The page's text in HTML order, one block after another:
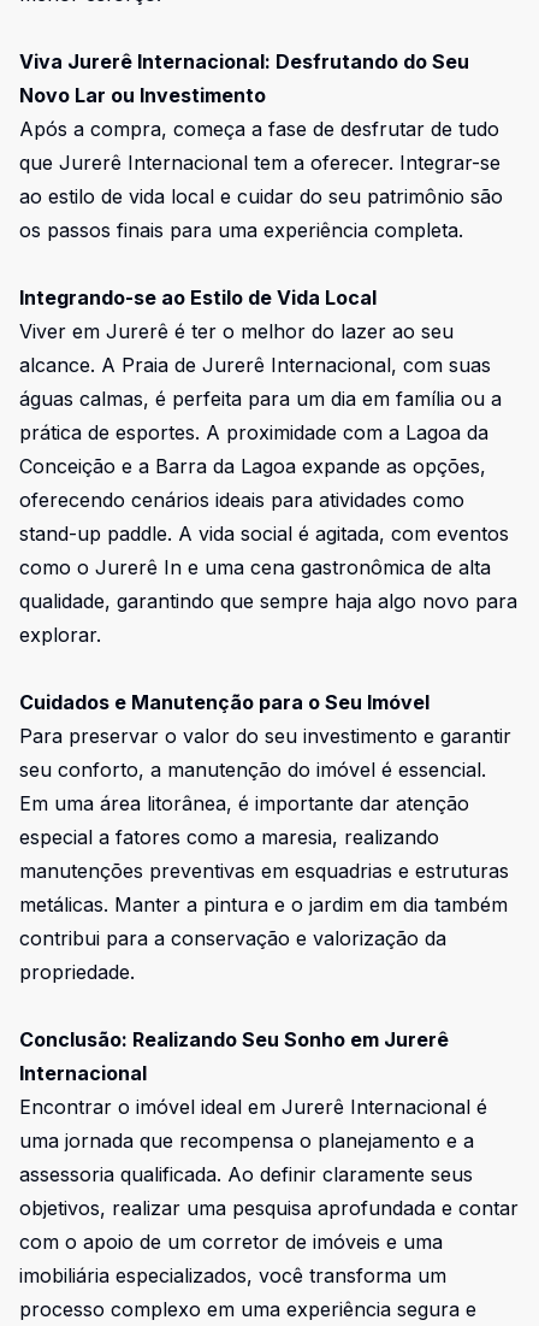
Viva Jurerê Internacional: Desfrutando do Seu
Novo Lar ou Investimento
Após a compra, começa a fase de desfrutar de tudo
que Jurerê Internacional tem a oferecer. Integrar-se
ao estilo de vida local e cuidar do seu patrimônio são
os passos finais para uma experiência completa.
Integrando-se ao Estilo de Vida Local
Viver em Jurerê é ter o melhor do lazer ao seu
alcance. A Praia de Jurerê Internacional, com suas
águas calmas, é perfeita para um dia em família ou a
prática de esportes. A proximidade com a Lagoa da
Conceição e a Barra da Lagoa expande as opções,
oferecendo cenários ideais para atividades como
stand-up paddle. A vida social é agitada, com eventos
como o Jurerê In e uma cena gastronômica de alta
qualidade, garantindo que sempre haja algo novo para
explorar.
Cuidados e Manutenção para o Seu Imóvel
Para preservar o valor do seu investimento e garantir
seu conforto, a manutenção do imóvel é essencial.
Em uma área litorânea, é importante dar atenção
especial a fatores como a maresia, realizando
manutenções preventivas em esquadrias e estruturas
metálicas. Manter a pintura e o jardim em dia também
contribui para a conservação e valorização da
propriedade.
Conclusão: Realizando Seu Sonho em Jurerê
Internacional
Encontrar o imóvel ideal em Jurerê Internacional é
uma jornada que recompensa o planejamento e a
assessoria qualificada. Ao definir claramente seus
objetivos, realizar uma pesquisa aprofundada e contar
com o apoio de um corretor de imóveis e uma
imobiliária especializados, você transforma um
processo complexo em uma experiência segura e